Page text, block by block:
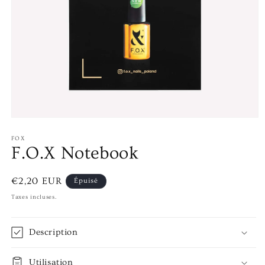
média
1
dans
modale
FOX
F.O.X Notebook
Prix
habituel
€2,20 EUR Épuisé
Taxes incluses.
Description
Utilisation